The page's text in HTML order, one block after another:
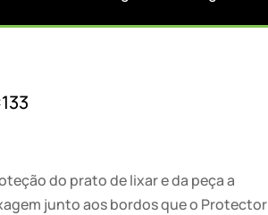
do prato de lixar e da peça a
junto aos bordos que o Protector